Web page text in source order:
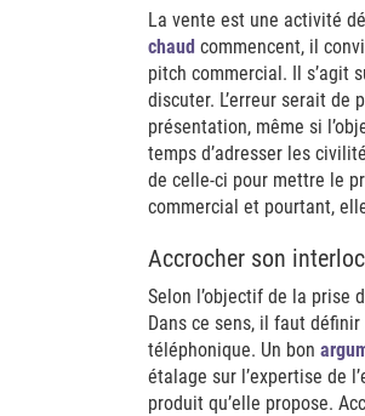
La vente est une activité
chaud commencent, il
pitch commercial. Il s’agit
discuter. L’erreur serait
présentation, même si
temps d’adresser les
de celle-ci pour mettre le
commercial et pourtant,
Accrocher son
Selon l’objectif de la prise
Dans ce sens, il faut
téléphonique. Un bon
étalage sur l’expertise de
produit qu’elle propose.